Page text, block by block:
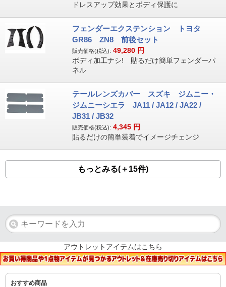
ドレスアップ効果とボディ保護に
フェンダーエクステンション トヨタ
GR86 ZN8 前後セット
販売価格(税込): 49,280 円
ボディ加工ナシ! 貼るだけ簡単フェンダーパ
ネル
テールレンズカバー スズキ ジムニー・
ジムニーシエラ JA11 / JA12 / JA22 /
JB31 / JB32
販売価格(税込): 4,345 円
貼るだけの簡単装着でイメージチェンジ
もっとみる(＋15件)
アウトレットアイテムはこちら
おすすめ商品